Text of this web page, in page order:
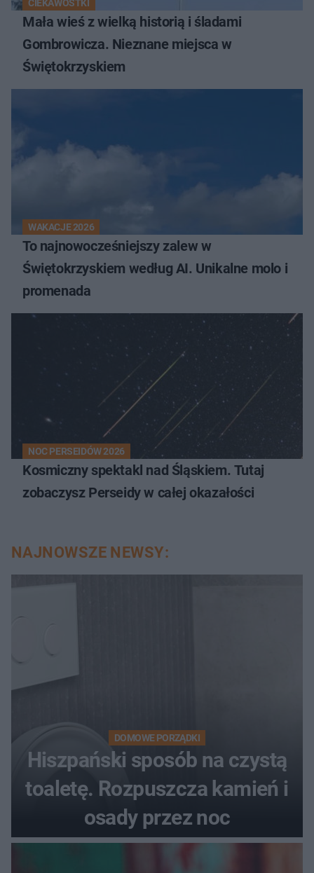
CIEKAWOSTKI
Mała wieś z wielką historią i śladami
Gombrowicza. Nieznane miejsca w
Świętokrzyskiem
WAKACJE 2026
To najnowocześniejszy zalew w
Świętokrzyskiem według AI. Unikalne molo i
promenada
NOC PERSEIDÓW 2026
Kosmiczny spektakl nad Śląskiem. Tutaj
zobaczysz Perseidy w całej okazałości
NAJNOWSZE NEWSY:
DOMOWE PORZĄDKI
Hiszpański sposób na czystą
toaletę. Rozpuszcza kamień i
osady przez noc